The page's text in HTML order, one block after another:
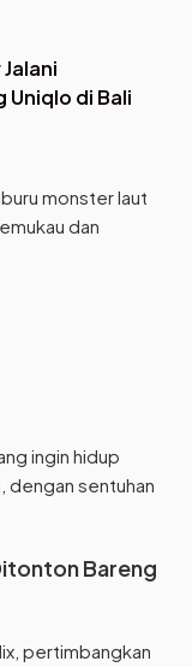
di Bali
monster laut
dan
ingin hidup
dengan sentuhan
Bareng
pertimbangkan